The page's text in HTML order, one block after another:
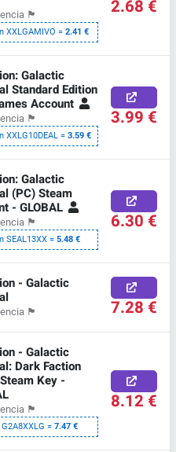
🏴
XXLGAMIVO =2.41 €
2.68 €
Galactic
Standard Edition
Account
🏴
XXLG10DEAL =3.59 €
3.99 €
Galactic
(PC) Steam
- GLOBAL
🏴
SEAL13XX =5.48 €
6.30 €
- Galactic
🏴 7.28 €
- Galactic
Dark Faction
Key -
🏴
G2A8XXLG =7.47 €
8.12 €